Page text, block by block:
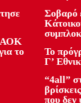
το
Σοβαρό
Το
Γ’
“4all”
που δεν